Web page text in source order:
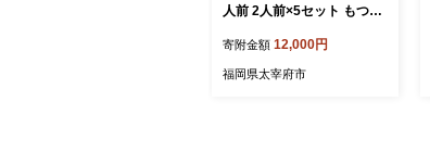
人前 2人前×5セット もつ鍋
ツ鍋 醤油 モツ もつ 鍋セッ
ト しょうゆ
寄附金額 12,000円
福岡県太宰府市